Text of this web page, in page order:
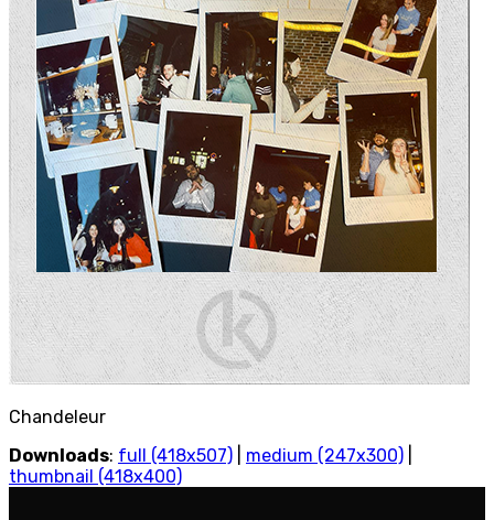
Chandeleur
Downloads: full (418x507) medium (247x300)
thumbnail (418x400)